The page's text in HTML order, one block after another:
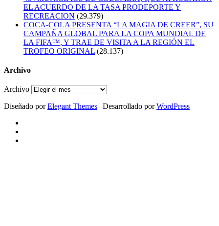
EL ACUERDO DE LA TASA PRODEPORTE Y
RECREACION (29.379)
COCA-COLA PRESENTA “LA MAGIA DE CREER”, SU
CAMPAÑA GLOBAL PARA LA COPA MUNDIAL DE
LA FIFA™, Y TRAE DE VISITA A LA REGIÓN EL
TROFEO ORIGINAL (28.137)
Archivo
Archivo
Diseñado porElegant Themes | Desarrollado porWordPress